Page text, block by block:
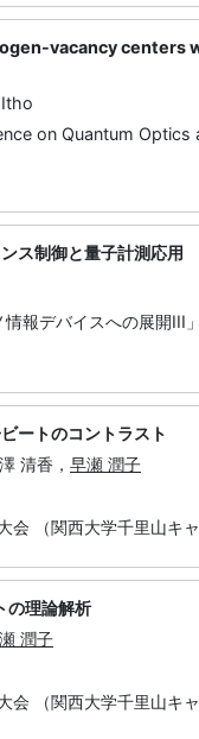
vacancy
on Quantum
ス制御と量子計測応用
報デバイスへの展開III
ートのコントラスト
清香， 早瀬 潤子
会 （関西大学千里山キ
の理論解析
潤子
会 （関西大学千里山キ